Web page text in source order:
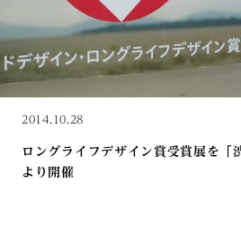
2014.10.28
ロングライフデザイン賞受賞展を「
より開催